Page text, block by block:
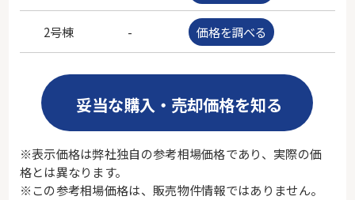
2号棟 - 価格を調べる
妥当な購入・売却価格を知る
※表示価格は弊社独自の参考相場価格であり、実際の価
格とは異なります。
※この参考相場価格は、販売物件情報ではありません。